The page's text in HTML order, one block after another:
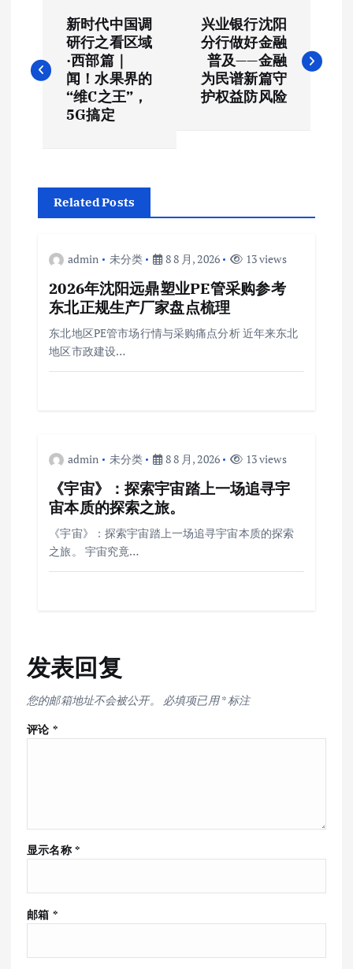
章
导
新时代中国调
研行之看区域
·西部篇｜
闻！水果界的
“维C之王”，
5G搞定
兴业银行沈阳
分行做好金融
普及——金融
为民谱新篇守
护权益防风险
Related Posts
admin 未分类 8 8 月, 2026 13 views
2026年沈阳远鼎塑业PE管采购参考
东北正规生产厂家盘点梳理
东北地区PE管市场行情与采购痛点分析 近年来东北
地区市政建设…
admin 未分类 8 8 月, 2026 13 views
《宇宙》：探索宇宙踏上一场追寻宇
宙本质的探索之旅。
《宇宙》：探索宇宙踏上一场追寻宇宙本质的探索
之旅。 宇宙究竟…
发表回复
您的邮箱地址不会被公开。 必填项已用*标注
评论 *
显示名称 *
邮箱 *